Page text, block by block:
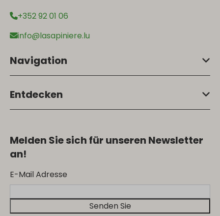
+352 92 01 06
info@lasapiniere.lu
Navigation
Entdecken
Melden Sie sich für unseren Newsletter
an!
E-Mail Adresse
Senden Sie